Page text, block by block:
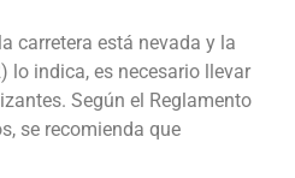
carretera está nevada y la
lo indica, es necesario llevar
Según el Reglamento
se recomienda que